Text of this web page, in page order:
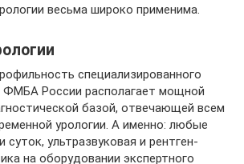
весьма широко применима.
специализированного
России располагает мощной
базой, отвечающей всем
урологии. А именно: любые
суток, ультразвуковая и рентген-
на оборудовании экспертного